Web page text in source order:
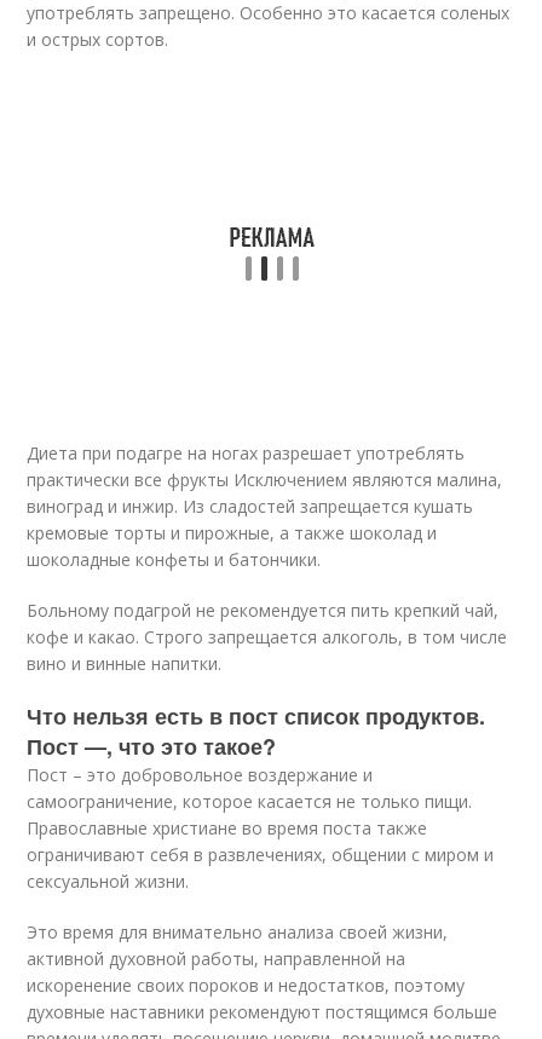
употреблять запрещено. Особенно это касается соленых
и острых сортов.
Диета при подагре на ногах разрешает употреблять
практически все фрукты Исключением являются малина,
виноград и инжир. Из сладостей запрещается кушать
кремовые торты и пирожные, а также шоколад и
шоколадные конфеты и батончики.
Больному подагрой не рекомендуется пить крепкий чай,
кофе и какао. Строго запрещается алкоголь, в том числе
вино и винные напитки.
Что нельзя есть в пост список продуктов.
Пост —, что это такое?
Пост – это добровольное воздержание и
самоограничение, которое касается не только пищи.
Православные христиане во время поста также
ограничивают себя в развлечениях, общении с миром и
сексуальной жизни.
Это время для внимательно анализа своей жизни,
активной духовной работы, направленной на
искоренение своих пороков и недостатков, поэтому
духовные наставники рекомендуют постящимся больше